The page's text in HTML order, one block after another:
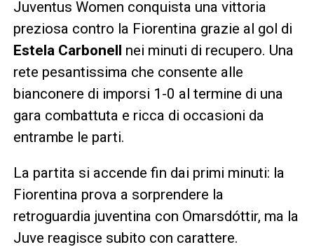
Juventus Women conquista una vittoria
preziosa contro la Fiorentina grazie al gol di
Estela Carbonell nei minuti di recupero. Una
rete pesantissima che consente alle
bianconere di imporsi 1-0 al termine di una
gara combattuta e ricca di occasioni da
entrambe le parti.
La partita si accende fin dai primi minuti: la
Fiorentina prova a sorprendere la
retroguardia juventina con Omarsdóttir, ma la
Juve reagisce subito con carattere.